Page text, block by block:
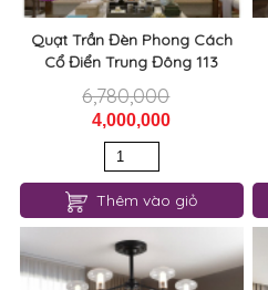
Quạt Trần Đèn Phong Cách
Cổ Điển Trung Đông 113
6,780,000
4,000,000
Thêm vào giỏ